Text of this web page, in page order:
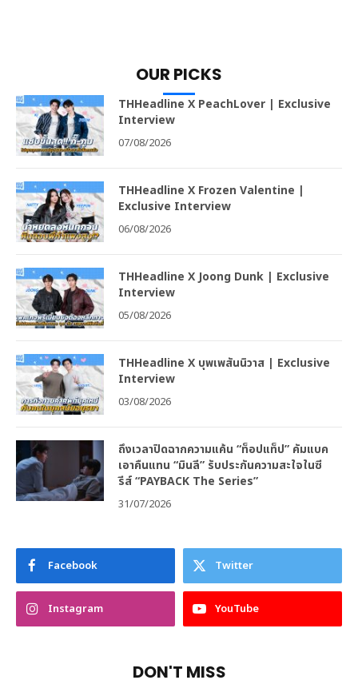
OUR PICKS
THHeadline X PeachLover | Exclusive
Interview
07/08/2026
THHeadline X Frozen Valentine |
Exclusive Interview
06/08/2026
THHeadline X Joong Dunk | Exclusive
Interview
05/08/2026
THHeadline X บุพเพสันนิวาส | Exclusive
Interview
03/08/2026
ถึงเวลาปิดฉากความแค้น “ท็อปแท็ป” คัมแบค
เอาคืนแทน “มินลี” รับประกันความสะใจในซี
รีส์ “PAYBACK The Series”
31/07/2026
Facebook Twitter
Instagram YouTube
DON'T MISS